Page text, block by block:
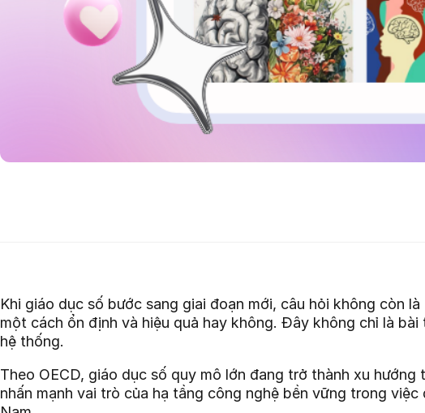
Khi giáo dục số bước sang giai đoạn mới, câu hỏi không còn
một cách ổn định và hiệu quả hay không. Đây không chỉ là
hệ thống.
Theo OECD, giáo dục số quy mô lớn đang trở thành xu
nhấn mạnh vai trò của hạ tầng công nghệ bền vững trong